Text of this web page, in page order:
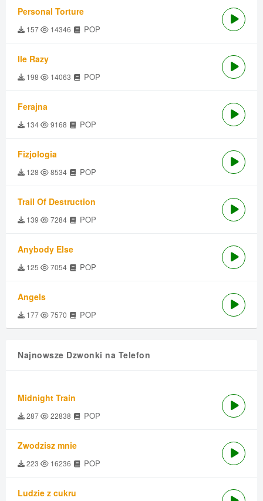
Personal Torture
157 14346 POP
Ile Razy
198 14063 POP
Ferajna
134 9168 POP
Fizjologia
128 8534 POP
Trail Of Destruction
139 7284 POP
Anybody Else
125 7054 POP
Angels
177 7570 POP
Najnowsze Dzwonki na Telefon
Midnight Train
287 22838 POP
Zwodzisz mnie
223 16236 POP
Ludzie z cukru